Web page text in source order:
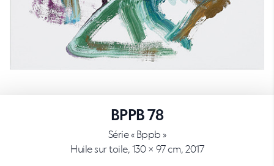
BPPB 78
Série « Bppb »
Huile sur toile, 130 × 97 cm, 2017